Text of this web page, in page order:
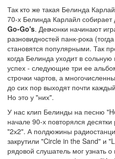
Так кто же такая Белинда
70-х Белинда Карлайл собирает
Go-Go's. Девчонки начинают
разновидностей панк-рока
становятся популярными. Так
когда Белинда уходит в
успех - следующие три ее
строчки чартов, а
до сих пор выходят почти
Но это у "них".
У нас клип Белинды на песню
начале 90-х повторялся
"2х2". А полдюжины
закрутили "Circle in the Sand" и
рядовой слушатель мог узнать